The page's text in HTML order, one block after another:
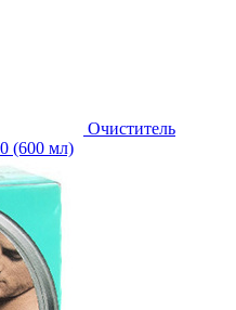
Очиститель
(600 мл)